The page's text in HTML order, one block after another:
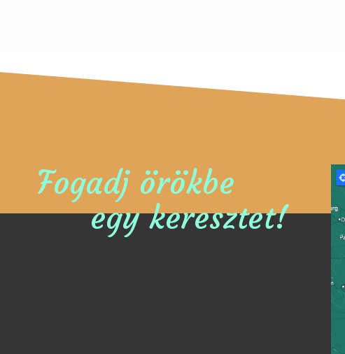
Fogadj örökbe
egy keresztet!